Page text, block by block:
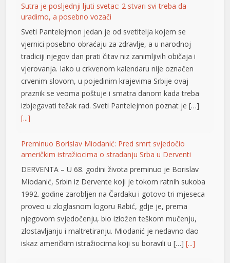
Sutra je posljednji ljuti svetac: 2 stvari svi treba da
uradimo, a posebno vozači
Sveti Pantelejmon jedan je od svetitelja kojem se
vjernici posebno obraćaju za zdravlje, a u narodnoj
tradiciji njegov dan prati čitav niz zanimljivih običaja i
vjerovanja. Iako u crkvenom kalendaru nije označen
crvenim slovom, u pojedinim krajevima Srbije ovaj
praznik se veoma poštuje i smatra danom kada treba
izbjegavati težak rad. Sveti Pantelejmon poznat je […]
[...]
Preminuo Borislav Miodanić: Pred smrt svjedočio
američkim istražiocima o stradanju Srba u Derventi
DERVENTA – U 68. godini života preminuo je Borislav
Miodanić, Srbin iz Dervente koji je tokom ratnih sukoba
1992. godine zarobljen na Čardaku i gotovo tri mjeseca
proveo u zloglasnom logoru Rabić, gdje je, prema
njegovom svjedočenju, bio izložen teškom mučenju,
zlostavljanju i maltretiranju. Miodanić je nedavno dao
iskaz američkim istražiocima koji su boravili u […][...]